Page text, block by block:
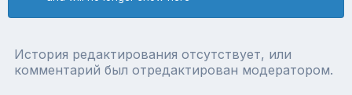
История редактирования отсутствует, или
комментарий был отредактирован модератором.